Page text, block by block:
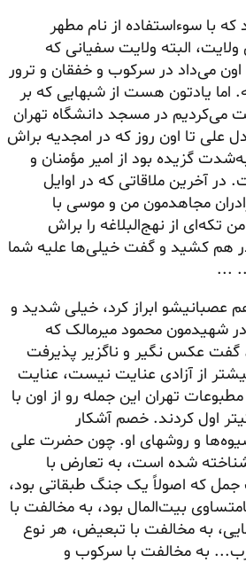
با سوء‌استفاده از نام مطهر
البته ولایت سفیانی که
می‌داد در سرکوب و خفقان و ترور
اما یادتون هست از شبهایی که بر
در مسجد دانشگاه تهران
علی تا اون روز که در امجدیه براش
گزیده بود از امیر مؤمنان و
آخرین ملاقاتی که در اوایل
برادران مجاهدمون من و موسی با
تکه‌ای از نهج‌البلاغه را براش
در هم کشید و گفت خیلی‌ها علیه شما
...
عصبانیشو ابراز کرد، خیلی شدید و
شهیدمون محمود میر‌مالک که
عکس نگیر و ناگزیر پذیرفت
از آزادی عنایت نیست، عنایت
تهران این جمله رو از اون با
اول کردند. خصم آشکار
و روشهای او. چون حضرت علی
شده است، به تعارض با
که اصولاً یک جنگ طبقاتی بود،
بیت‌المال بود، به مخالفت با
به مخالفت با تبعیض، هر نوع
به مخالفت با سرکوب و